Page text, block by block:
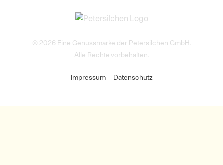
© 2026 Eine Genussmarke der Petersilchen GmbH.
Alle Rechte vorbehalten.
Impressum Datenschutz